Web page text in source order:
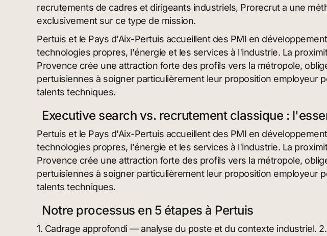
recrutements de cadres et dirigeants industriels, Prorecrut a une
exclusivement sur ce type de mission.
Pertuis et le Pays d'Aix-Pertuis accueillent des PMI en
technologies propres, l'énergie et les services à l'industrie. La
Provence crée une attraction forte des profils vers la métropole,
pertuisiennes à soigner particulièrement leur proposition employeur
talents techniques.
Executive search vs. recrutement classique :
Pertuis et le Pays d'Aix-Pertuis accueillent des PMI en
technologies propres, l'énergie et les services à l'industrie. La
Provence crée une attraction forte des profils vers la métropole,
pertuisiennes à soigner particulièrement leur proposition employeur
talents techniques.
Notre processus en 5 étapes à Pertuis
1. Cadrage approfondi — analyse du poste et du contexte industriel.